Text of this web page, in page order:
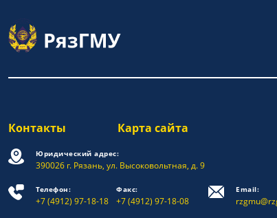
Контакты Карта сайта
Юридический адрес:
390026 г. Рязань, ул. Высоковольтная, д. 9
Телефон:
+7 (4912) 97-18-18
Факс:
+7 (4912) 97-18-08
Email: